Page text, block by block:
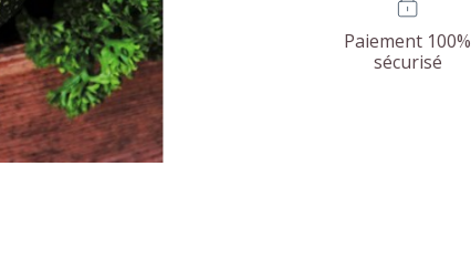
Paiement 100%
sécurisé